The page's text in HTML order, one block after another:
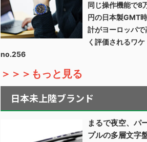
同じ操作機能で8
円の日本製GMT時
計がヨーロッパで
く評価されるワケ
no.256
＞＞＞もっと見る
日本未上陸ブランド
まるで夜空、パ
プルの多層文字